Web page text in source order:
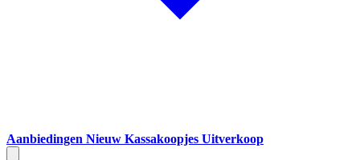
Aanbiedingen Nieuw Kassakoopjes Uitverkoop